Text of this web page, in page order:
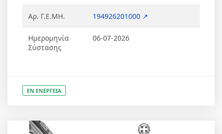
Αρ. Γ.Ε.ΜΗ. 194926201000 ↗
Ημερομηνία
Σύστασης
06-07-2026
ΕΝ ΕΝΕΡΓΕΙΑ